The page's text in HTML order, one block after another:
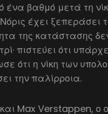
βαθμό μετά τη
έχει ξεπεράσει
της κατάστασης
πιστεύει ότι
ότι η νίκη των
την παλίρροια.
Max Verstappen, ο